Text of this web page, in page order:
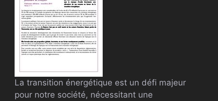
La transition énergétique est un défi majeur
pour notre société, nécessitant une